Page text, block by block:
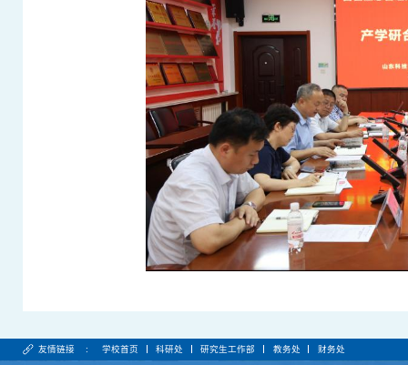
友情链接 : 学校首页 科研处 研究生工作部 教务处 财务处